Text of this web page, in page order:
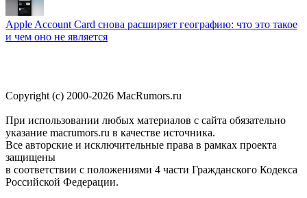
Apple Account Card снова расширяет географию: что это такое
и чем оно не является
Copyright (c) 2000-2026 MacRumors.ru
При использовании любых материалов с сайта обязательно
указание macrumors.ru в качестве источника.
Все авторские и исключительные права в рамках проекта
защищены
в соответствии с положениями 4 части Гражданского Кодекса
Российской Федерации.